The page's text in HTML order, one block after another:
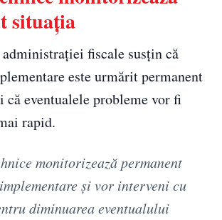
situația
fiscale susțin că
este urmărit permanent
că eventualele probleme vor fi
rapid.
monitorizează permanent
și vor interveni cu
diminuarea eventualului